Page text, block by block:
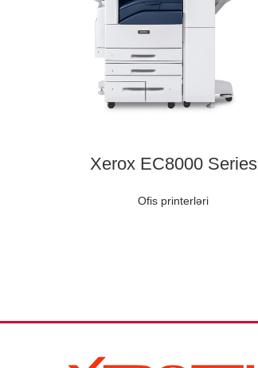
Xerox EC8000 Series
Ofis printerləri